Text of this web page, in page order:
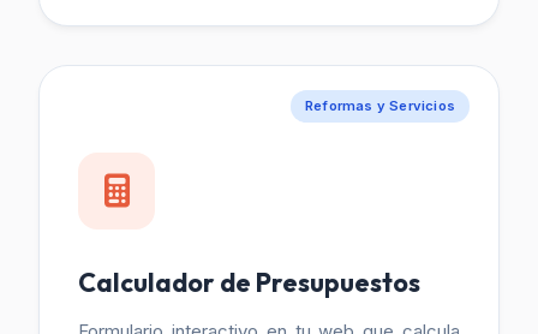
Reformas y Servicios
Calculador de Presupuestos